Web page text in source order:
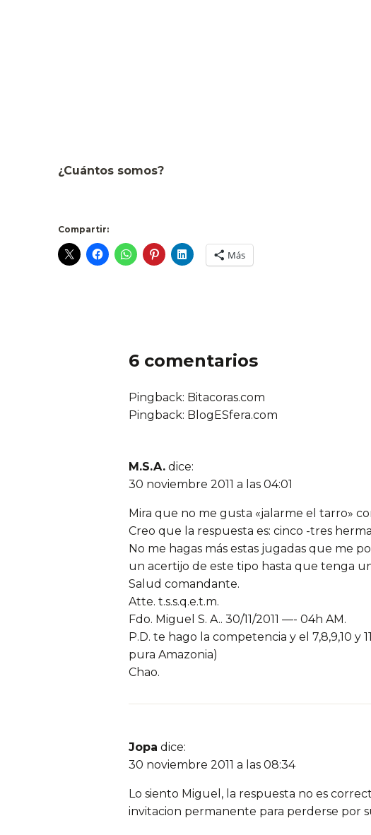
¿Cuántos somos?
Compartir:
Más
6 comentarios
Pingback: Bitacoras.com
Pingback: BlogESfera.com
M.S.A. dice:
30 noviembre 2011 a las 04:01
Mira que no me gusta «jalarme el tarro»
Creo que la respuesta es: cinco -tres
No me hagas más estas jugadas que me
un acertijo de este tipo hasta que tenga un
Salud comandante.
Atte. t.s.s.q.e.t.m.
Fdo. Miguel S. A.. 30/11/2011 —- 04h AM.
P.D. te hago la competencia y el 7,8,9,10 y
pura Amazonia)
Chao.
Jopa dice:
30 noviembre 2011 a las 08:34
Lo siento Miguel, la respuesta no es
invitacion permanente para perderse por